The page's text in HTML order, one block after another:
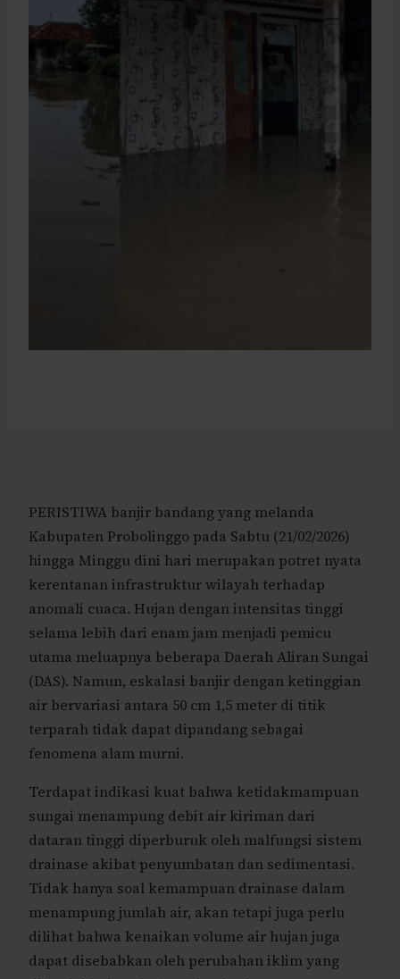
PERISTIWA banjir bandang yang melanda
Kabupaten Probolinggo pada Sabtu (21/02/2026)
hingga Minggu dini hari merupakan potret nyata
kerentanan infrastruktur wilayah terhadap
anomali cuaca. Hujan dengan intensitas tinggi
selama lebih dari enam jam menjadi pemicu
utama meluapnya beberapa Daerah Aliran Sungai
(DAS). Namun, eskalasi banjir dengan ketinggian
air bervariasi antara 50 cm 1,5 meter di titik
terparah tidak dapat dipandang sebagai
fenomena alam murni.
Terdapat indikasi kuat bahwa ketidakmampuan
sungai menampung debit air kiriman dari
dataran tinggi diperburuk oleh malfungsi sistem
drainase akibat penyumbatan dan sedimentasi.
Tidak hanya soal kemampuan drainase dalam
menampung jumlah air, akan tetapi juga perlu
dilihat bahwa kenaikan volume air hujan juga
dapat disebabkan oleh perubahan iklim yang